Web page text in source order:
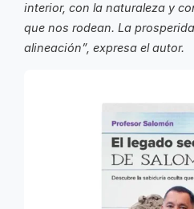
interior, con la naturaleza y
que nos rodean. La
alineación”, expresa el autor.